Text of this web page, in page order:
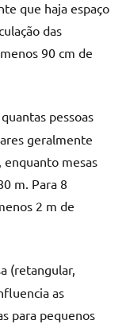
que haja espaço
das
90 cm de
pessoas
geralmente
mesas
m. Para 8
2 m de
(retangular,
as
para pequenos